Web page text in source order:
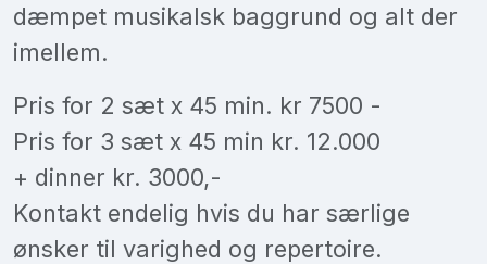
dæmpet musikalsk baggrund og alt der
imellem.
Pris for 2 sæt x 45 min. kr 7500 -
Pris for 3 sæt x 45 min kr. 12.000
+ dinner kr. 3000,-
Kontakt endelig hvis du har særlige
ønsker til varighed og repertoire.